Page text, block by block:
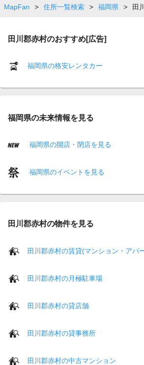
MapFan > 住所一覧検索 > 福岡県 > 田
田川郡赤村のおすすめ[広告]
福岡県の格安レンタカー
福岡県の未来情報を見る
福岡県の開店・閉店を見る
福岡県のイベントを見る
田川郡赤村の物件を見る
田川郡赤村の賃貸(マンション・アパ
田川郡赤村の月極駐車場
田川郡赤村の貸店舗
田川郡赤村の貸事務所
田川郡赤村の中古マンション